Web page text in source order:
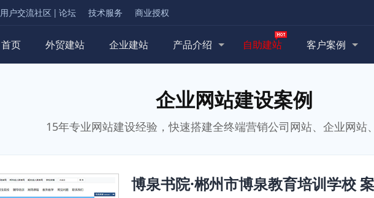
用户交流社区 | 论坛 技术服务 商业授权
首页 外贸建站 企业建站 产品介绍 自助建站 客户案例
企业网站建设案例
15年专业网站建设经验，快速搭建全终端营销公司网站、企业网站
博泉书院·郴州市博泉教育培训学校